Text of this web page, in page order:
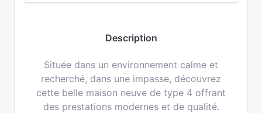
Description
Située dans un environnement calme et
recherché, dans une impasse, découvrez
cette belle maison neuve de type 4 offrant
des prestations modernes et de qualité.